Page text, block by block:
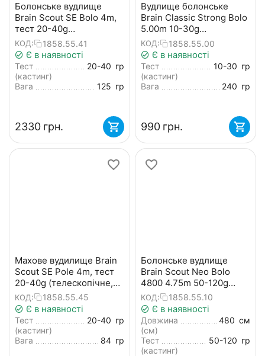
Болонське вудлище
Brain Scout SE Bolo 4m,
тест 20-40g
(телескопічне, з
кільцями) + чохол та
захист на кільця
КОД: 1858.55.41
Є в наявності
Тест
(кастинг)
20-40 гр
Вага
125 гр
‍2330‍ грн.
Вудлище болонське
Brain Classic Strong Bolo
5.00m 10-30g
(телескопічне, з
кільцями) + чохол та
захист на кільця
КОД: 1858.55.00
Є в наявності
Тест
(кастинг)
10-30 гр
Вага
240 гр
‍990‍ грн.
Махове вудилище Brain
Scout SE Pole 4m, тест
20-40g (телескопічне,
без кілець, з
конектором) + чохол
КОД: 1858.55.45
Є в наявності
Тест
(кастинг)
20-40 гр
Вага
84 гр
Болонське вудлище
Brain Scout Neo Bolo
4800 4.75m 50-120g
(телескопічне, з
кільцями) + чохол та
захист на кільця
КОД: 1858.55.10
Є в наявності
Довжина
(см)
480 см
Тест
(кастинг)
50-120 гр